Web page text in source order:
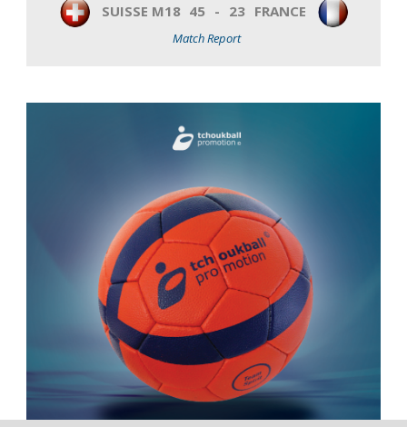
SUISSE M18 45 - 23 FRANCE
Match Report